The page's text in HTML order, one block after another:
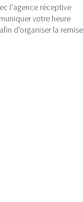
l'agence réceptive
votre heure
d'organiser la remise